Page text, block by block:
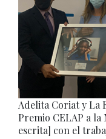
Adelita Coriat y La
Premio CELAP a
escrita] con el